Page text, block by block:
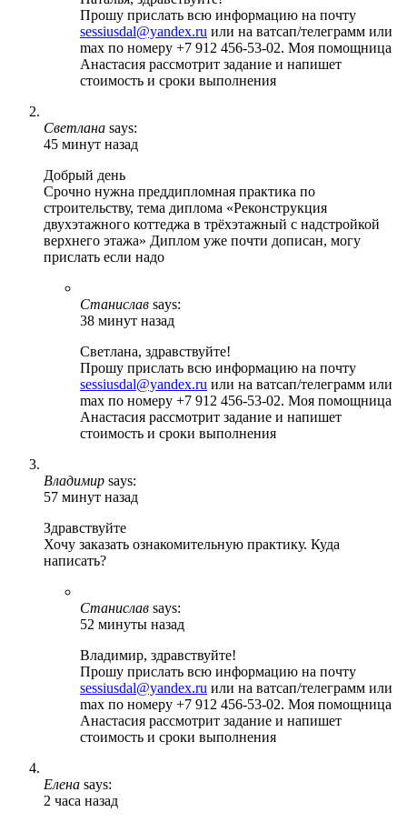
Прошу прислать всю информацию на почту
sessiusdal@yandex.ru или на ватсап/телеграмм или
max по номеру +7 912 456-53-02. Моя помощница
Анастасия рассмотрит задание и напишет
стоимость и сроки выполнения
Светлана says:
45 минут назад
Добрый день
Срочно нужна преддипломная практика по
строительству, тема диплома «Реконструкция
двухэтажного коттеджа в трёхэтажный с надстройкой
верхнего этажа» Диплом уже почти дописан, могу
прислать если надо
Станислав says:
38 минут назад
Светлана, здравствуйте!
Прошу прислать всю информацию на почту
sessiusdal@yandex.ru или на ватсап/телеграмм или
max по номеру +7 912 456-53-02. Моя помощница
Анастасия рассмотрит задание и напишет
стоимость и сроки выполнения
Владимир says:
57 минут назад
Здравствуйте
Хочу заказать ознакомительную практику. Куда
написать?
Станислав says:
52 минуты назад
Владимир, здравствуйте!
Прошу прислать всю информацию на почту
sessiusdal@yandex.ru или на ватсап/телеграмм или
max по номеру +7 912 456-53-02. Моя помощница
Анастасия рассмотрит задание и напишет
стоимость и сроки выполнения
Елена says:
2 часа назад